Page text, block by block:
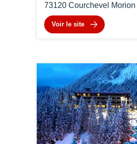
73120 Courchevel Morion
Voir le site